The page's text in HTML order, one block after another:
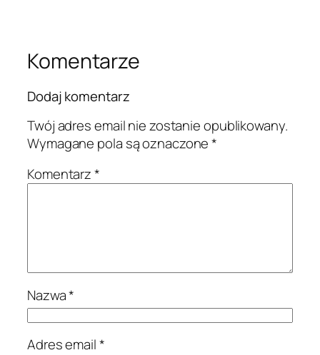
Komentarze
Dodaj komentarz
Twój adres email nie zostanie opublikowany.
Wymagane pola są oznaczone*
Komentarz*
Nazwa*
Adres email*